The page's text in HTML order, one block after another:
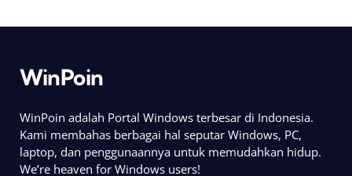
WinPoin
WinPoin adalah Portal Windows terbesar di Indonesia.
Kami membahas berbagai hal seputar Windows, PC,
laptop, dan penggunaannya untuk memudahkan hidup.
We’re heaven for Windows users!